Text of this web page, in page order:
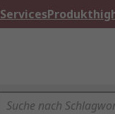
Services